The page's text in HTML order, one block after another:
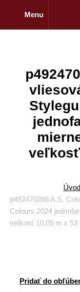
Menu
veľkosť
Úvod
p492470266 A.S.
Colours 2024
veľkosť 10,05 m x 53
Pridať do